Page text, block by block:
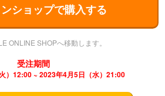
ショップで購入する
ONLINE SHOPへ移動します。
受注期間
）12:00 ~ 2023年4月5日（水）21:00